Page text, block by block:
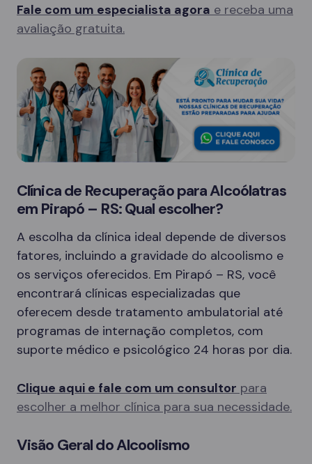
Fale com um especialista agora e receba uma
avaliação gratuita.
Clínica de Recuperação para Alcoólatras
em Pirapó – RS: Qual escolher?
A escolha da clínica ideal depende de diversos
fatores, incluindo a gravidade do alcoolismo e
os serviços oferecidos. Em Pirapó – RS, você
encontrará clínicas especializadas que
oferecem desde tratamento ambulatorial até
programas de internação completos, com
suporte médico e psicológico 24 horas por dia.
Clique aqui e fale com um consultor para
escolher a melhor clínica para sua necessidade.
Visão Geral do Alcoolismo